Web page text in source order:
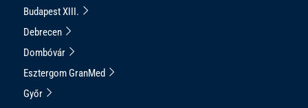
Budapest XIII.
Debrecen
Dombóvár
Esztergom GranMed
Győr